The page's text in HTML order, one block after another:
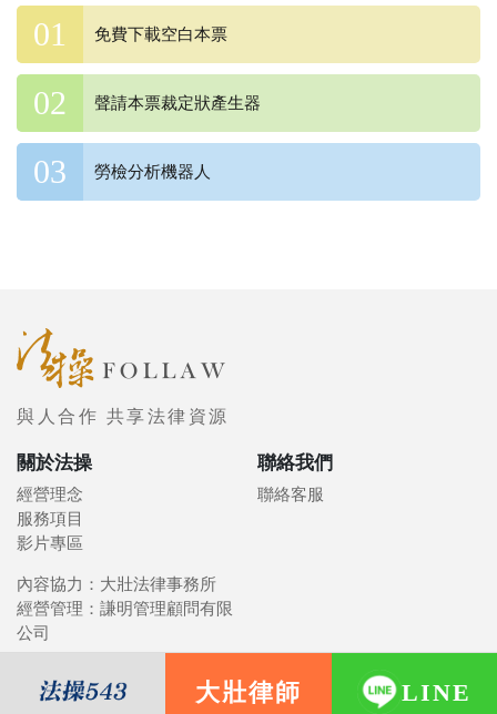
免費下載空白本票
聲請本票裁定狀產生器
勞檢分析機器人
與人合作 共享法律資源
關於法操
經營理念
服務項目
影片專區
聯絡我們
聯絡客服
內容協力：大壯法律事務所
經營管理：謙明管理顧問有限
公司
大壯律師 LINE